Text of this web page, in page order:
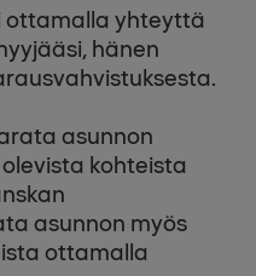
yhteyttä
hänen
asunnon
kohteista
asunnon myös
ottamalla